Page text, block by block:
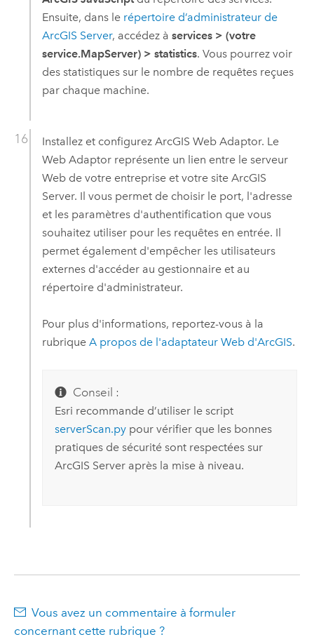
Ensuite, dans le répertoire d’administrateur de
ArcGIS Server, accédez à services > (votre
service.MapServer) > statistics. Vous pourrez voir
des statistiques sur le nombre de requêtes reçues
par chaque machine.
Installez et configurez ArcGIS Web Adaptor. Le
Web Adaptor représente un lien entre le serveur
Web de votre entreprise et votre site ArcGIS
Server. Il vous permet de choisir le port, l'adresse
et les paramètres d'authentification que vous
souhaitez utiliser pour les requêtes en entrée. Il
permet également d'empêcher les utilisateurs
externes d'accéder au gestionnaire et au
répertoire d'administrateur.
Pour plus d'informations, reportez-vous à la
rubrique A propos de l'adaptateur Web d'ArcGIS.
Conseil :
Esri recommande d’utiliser le script
serverScan.pypour vérifier que les bonnes
pratiques de sécurité sont respectées sur
ArcGIS Serveraprès la mise à niveau.
Vous avez un commentaire à formuler
concernant cette rubrique ?